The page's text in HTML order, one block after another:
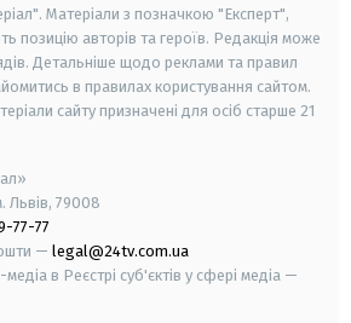
Матеріали з позначкою "Експерт",
позицію авторів та героїв. Редакція може
Детальніше щодо реклами та правил
в правилах користування сайтом.
сайту призначені для осіб старше 21
Львів, 79008
77-77
— legal@24tv.com.ua
в Реєстрі суб'єктів у сфері медіа —